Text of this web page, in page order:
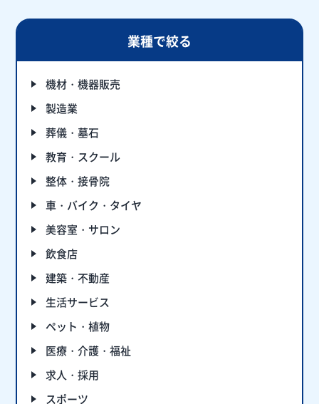
業種で絞る
機材・機器販売
製造業
葬儀・墓石
教育・スクール
整体・接骨院
車・バイク・タイヤ
美容室・サロン
飲食店
建築・不動産
生活サービス
ペット・植物
医療・介護・福祉
求人・採用
スポーツ